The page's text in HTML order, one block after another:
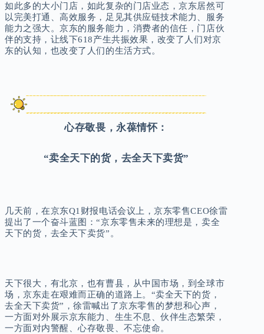
如此多的大小门店，如此复杂的门店业态，京东居然可
以完美打通、高效服务，足见其供应链技术能力、服务
能力之强大。京东的服务能力，消费者的信任，门店伙
伴的支持，让线下618产生共振效果，改变了人们对京
东的认知，也改变了人们的生活方式。
心存敬畏，永葆情怀：
“卖全天下的货，去全天下卖货”
几天前，在京东Q1财报电话会议上，京东零售CEO徐雷
提出了一个奋斗蓝图：“京东零售未来的理想是，卖全
天下的货，去全天下卖货”。
天下很大，有北京，也有曹县，从中国市场，到全球市
场，京东走在艰难而正确的道路上。“卖全天下的货，
去全天下卖货”，徐雷喊出了京东零售的梦想和心声，
一方面对外展示京东能力、生生不息、伙伴生态繁荣，
一方面对内警醒、心存敬畏、不忘使命。